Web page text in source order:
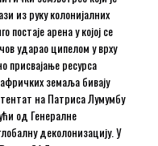
из руку колонијалних
постаје арена у којој се
ударао ципелом у врху
присвајање ресурса
земаља бивају
на Патриса Лумумбу
од Генералне
деколонизацију. У